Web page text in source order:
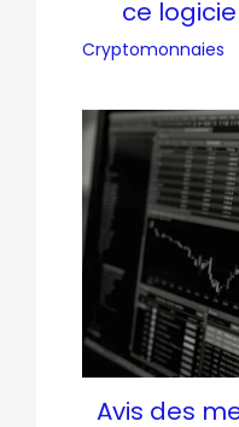
ce
Cryptomonnaies
Avis des